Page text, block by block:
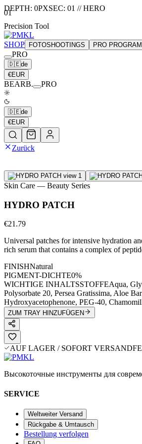
DEPTH: 0PXSEC: 01 //HERO
01
Precision Tool
SHOP FOTOSHOOTINGS PRO PROGRAM
PRO
🇩🇪de
€EUR
BEARB. PRO
🇩🇪de
€EUR
Zurück
Skin Care — Beauty Series
HYDRO PATCH
€21.79
Universal patches for intensive hydration
rich serum that contains a complex of
FINISHNatural
PIGMENT-DICHTE0%
WICHTIGE INHALTSSTOFFEAqua,
Polysorbate 20, Persea Gratissima, Aloe
Hydroxyacetophenone, PEG-40,
ZUM TRAY HINZUFÜGEN
AUF LAGER / SOFORT
Высокоточные инструменты для
SERVICE
Weltweiter Versand
Rückgabe & Umtausch
Bestellung verfolgen